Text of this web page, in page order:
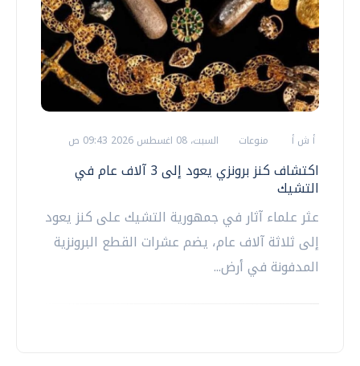
أ ش أ منوعات السبت، 08 اغسطس 2026 09:43 ص
اكتشاف كنز برونزي يعود إلى 3 آلاف عام في
التشيك
عثر علماء آثار في جمهورية التشيك على كنز يعود
إلى ثلاثة آلاف عام، يضم عشرات القطع البرونزية
المدفونة في أرض...